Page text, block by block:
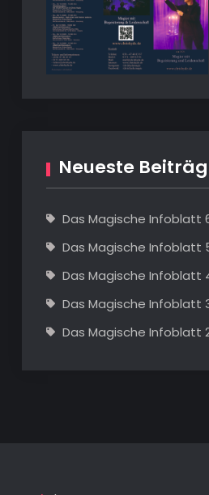
Neueste
Das Magische Infoblatt
Das Magische Infoblatt
Das Magische Infoblatt
Das Magische Infoblatt
Das Magische Infoblatt